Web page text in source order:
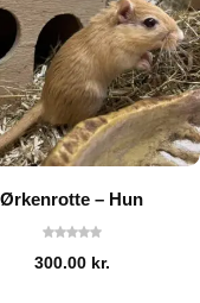
Ørkenrotte – Hun
300.00 kr.